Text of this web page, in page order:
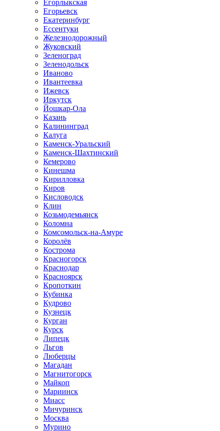
Егорлыкская
Егорьевск
Екатеринбург
Ессентуки
Железнодорожный
Жуковский
Зеленоград
Зеленодольск
Иваново
Ивантеевка
Ижевск
Иркутск
Йошкар-Ола
Казань
Калининград
Калуга
Каменск-Уральский
Каменск-Шахтинский
Кемерово
Кинешма
Кирилловка
Киров
Кисловодск
Клин
Козьмодемьянск
Коломна
Комсомольск-на-Амуре
Королёв
Кострома
Красногорск
Краснодар
Красноярск
Кропоткин
Кубинка
Кудрово
Кузнецк
Курган
Курск
Липецк
Льгов
Люберцы
Магадан
Магнитогорск
Майкоп
Мариинск
Миасс
Мичуринск
Москва
Мурино